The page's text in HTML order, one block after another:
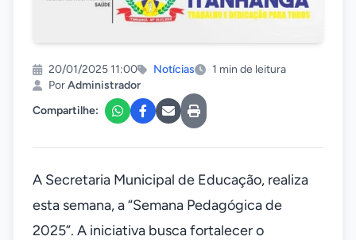
20/01/2025 11:00 Notícias
1 min de leitura
PorAdministrador
Compartilhe:
A Secretaria Municipal de Educação, realiza
esta semana, a “Semana Pedagógica de
2025”. A iniciativa busca fortalecer o